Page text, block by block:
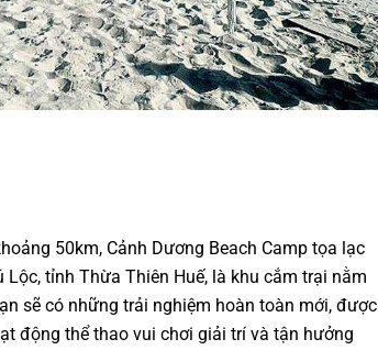
50km, Cảnh Dương Beach Camp tọa lạc
tỉnh Thừa Thiên Huế, là khu cắm trại nằm
sẽ có những trải nghiệm hoàn toàn mới, được
động thể thao vui chơi giải trí và tận hưởng